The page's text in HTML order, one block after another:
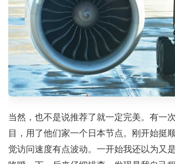
当然，也不是说推荐了就一定完美。有一
目，用了他们家一个日本节点。刚开始挺
觉访问速度有点波动。一开始我还以为又